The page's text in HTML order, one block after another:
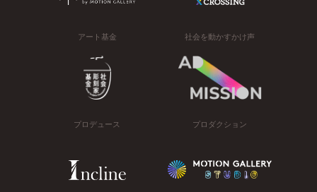
アート基金 社会を動かすかけ声
プロデュース プロダクション